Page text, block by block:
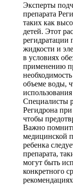
Эксперты
препарата
таких как
детей. Этот
регидратации
жидкости и
в условиях
применению
объеме воды,
Специалисты
Регидрона
чтобы
Важно
медицинской
ребенка
препарата,
могут быть
конкретного